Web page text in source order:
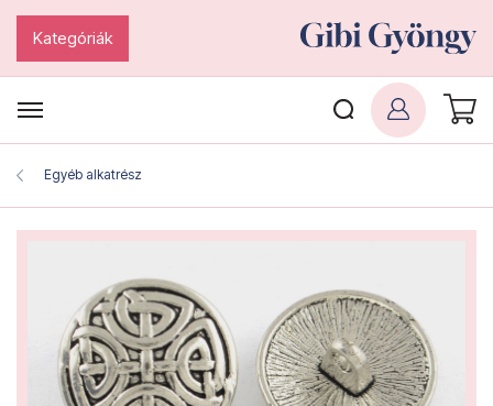
Kategóriák
Egyéb alkatrész